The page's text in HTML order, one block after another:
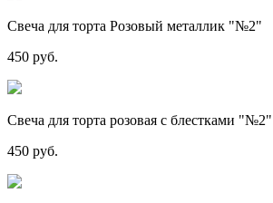
Свеча для торта Розовый металлик "№2"
450 руб.
Свеча для торта розовая с блестками "№2"
450 руб.